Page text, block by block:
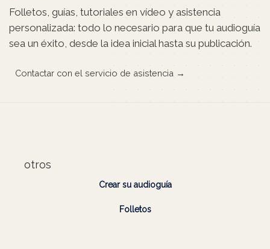
Folletos, guías, tutoriales en vídeo y asistencia
personalizada: todo lo necesario para que tu audioguía
sea un éxito, desde la idea inicial hasta su publicación.
Contactar con el servicio de asistencia →
otros
Crear su audioguía
Folletos